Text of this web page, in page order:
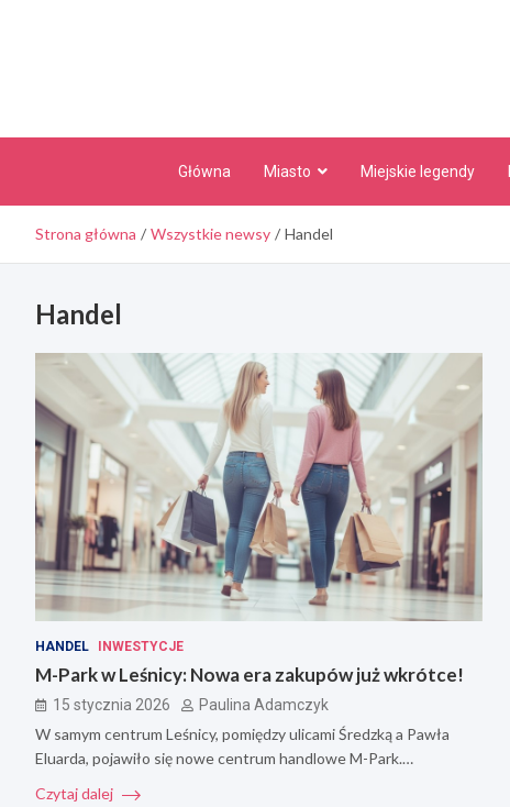
Główna Miasto Miejskie legendy
Strona główna Wszystkie newsy Handel
Handel
HANDEL INWESTYCJE
M-Park w Leśnicy: Nowa era zakupów już wkrótce!
15 stycznia 2026 Paulina Adamczyk
W samym centrum Leśnicy, pomiędzy ulicami Średzką a Pawła
Eluarda, pojawiło się nowe centrum handlowe M-Park.…
Czytaj dalej